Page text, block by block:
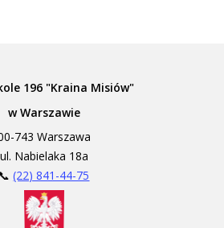
196 "Kraina Misiów"
w Warszawie
743 Warszawa
ul. Nabielaka 18a
📞(22) 841-44-75